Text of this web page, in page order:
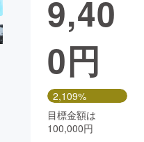
9,40
0円
2,109%
目標金額は
100,000円